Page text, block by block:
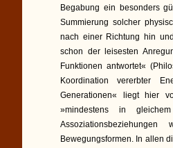
Begabung ein besonders
Summierung solcher
nach einer Richtung hin
schon der leisesten
Funktionen antwortet«
Koordination vererbter
Generationen« liegt hier
»mindestens in
Bewegungsformen. In allen